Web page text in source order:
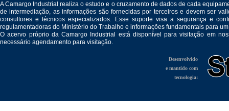
A Camargo Industrial realiza o estudo e o cruzamento de dados de cada
de intermediação, as informações são fornecidas por terceiros e devem ser
consultores e técnicos especializados. Esse suporte visa a segurança e
regulamentadoras do Ministério do Trabalho e informações fundamentais para
O acervo próprio da Camargo Industrial está disponível para visitação em
necessário agendamento para visitação.
Desenvolvido
e mantido com
tecnologia: